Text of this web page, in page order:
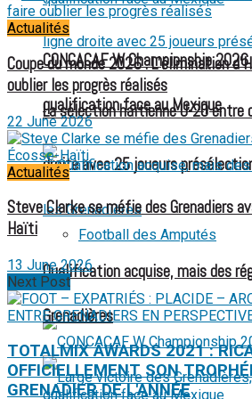
La sélection haïtienne U-20 entre
droite avec 25 joueurs
Football des Amputés
FOOTBALL FÉMININ
CONCACAF W Championship
qualification face au Mexique
Qualification acquise, mais des
Grenadières
Actualités
Coupe du monde 2026 : L’élimination
oublier les progrès réalisés
22 June 2026
Actualités
Steve Clarke se méfie des Grenadiers
Haïti
13 June 2026
Next Post
TOTALMIX AWARDS 2021 :
OFFICIELLEMENT SON
GRENADIER DE L'ANNÉE